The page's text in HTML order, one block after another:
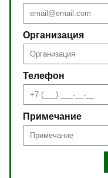
Организация
Телефон
Примечание